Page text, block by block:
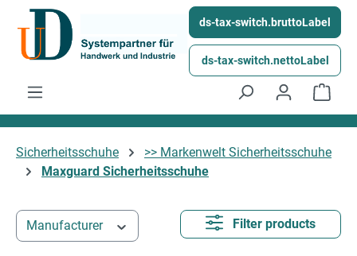
Skip to main content ds-tax-switch.bruttoLabel
ds-tax-switch.nettoLabel
Sicherheitsschuhe
>> Markenwelt Sicherheitsschuhe
Maxguard Sicherheitsschuhe
Manufacturer Filter products